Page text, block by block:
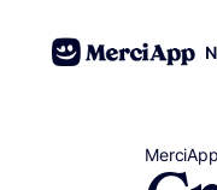
Aller au contenu
MerciApp